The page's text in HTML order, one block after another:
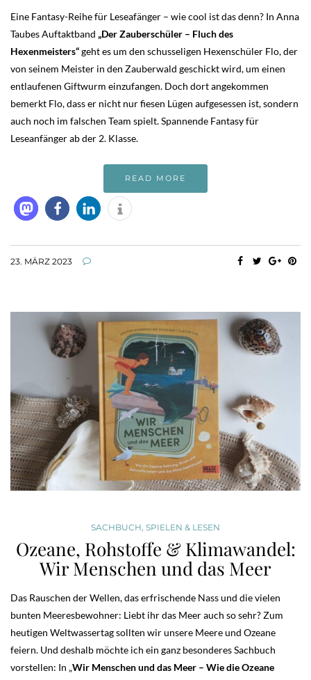
Eine Fantasy-Reihe für Leseafänger – wie cool ist das denn? In Anna
Taubes Auftaktband „Der Zauberschüler – Fluch des
Hexenmeisters“geht es um den schusseligen Hexenschüler Flo, der
von seinem Meister in den Zauberwald geschickt wird, um einen
entlaufenen Giftwurm einzufangen. Doch dort angekommen
bemerkt Flo, dass er nicht nur fiesen Lügen aufgesessen ist, sondern
auch noch im falschen Team spielt. Spannende Fantasy für
Leseanfänger ab der 2. Klasse.
READ MORE
23. MÄRZ 2023
SACHBUCH SPIELEN & LESEN
Ozeane, Rohstoffe & Klimawandel:
Wir Menschen und das Meer
Das Rauschen der Wellen, das erfrischende Nass und die vielen
bunten Meeresbewohner: Liebt ihr das Meer auch so sehr? Zum
heutigen Weltwassertag sollten wir unsere Meere und Ozeane
feiern. Und deshalb möchte ich ein ganz besonderes Sachbuch
vorstellen: In „Wir Menschen und das Meer – Wie die Ozeane